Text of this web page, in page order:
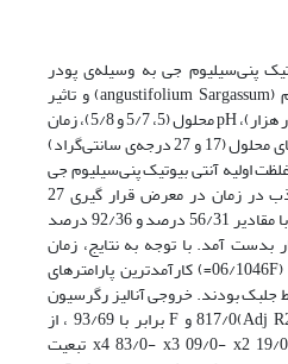
پنی‌سیلیوم جی به وسیله‌ی پودر
جلبک سارگاسوم آنگیلوسفروم (angustifolium Sargassum) و تاثیر
غلظت جلبک (یک در هزار و دو در هزار)، pH محلول (5، 5/7 و 5/8)، زمان
تماس (1، 3، 9 و 27 ساعت)، دمای محلول (17 و 27 درجه‌ی سانتی‌گراد)
اولیه آنتی بیوتیک پنی‌سیلیوم جی
mg/L 25 و حداکثر کارایی جذب در زمان در معرض قرار گیری 27
ساعت، pH 5/8 و دمای C° 27 و با مقادیر 56/31 درصد و 92/36 درصد
آمد. با توجه به نتایج، زمان
(01/10449F=) و درجه‌حرارت (06/1046F=) کارآمدترین پارامترهای
بودند. خروجی آنالیز رگرسیون
با ضریب تعیین تعدیل شده (Adj R2)817/0 و F برابر با 93/69 ، از
فرمول x4 83/0- x3 09/0- x2 19/0- x1 39/0- 45/28=y تبعیت